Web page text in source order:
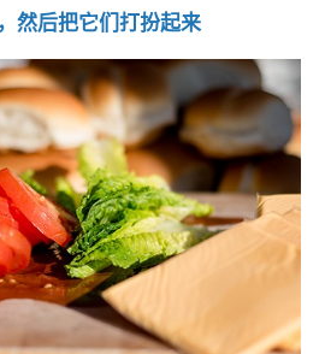
然后把它们打扮起来